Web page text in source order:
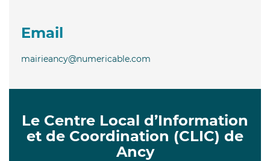
Email
mairieancy@numericable.com
Le Centre Local d’Information
et de Coordination (CLIC) de
Ancy